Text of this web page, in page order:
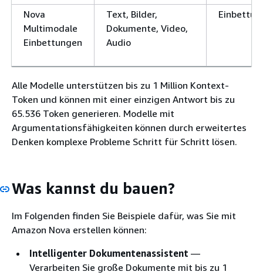
Nova
Multimodale
Einbettungen
Text, Bilder,
Dokumente, Video,
Audio
Alle Modelle unterstützen bis zu 1 Million Kontext-
Token und können mit einer einzigen Antwort bis zu
65.536 Token generieren. Modelle mit
Argumentationsfähigkeiten können durch erweitertes
Denken komplexe Probleme Schritt für Schritt lösen.
Was kannst du bauen?
Im Folgenden finden Sie Beispiele dafür, was Sie mit
Amazon Nova erstellen können:
Intelligenter Dokumentenassistent —
Verarbeiten Sie große Dokumente mit bis zu 1